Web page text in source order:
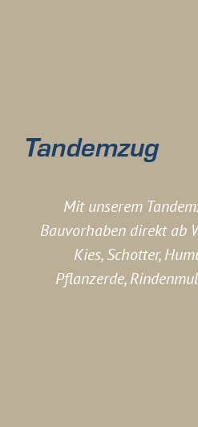
Tandemzug
Mit unserem
Bauvorhaben direkt ab
Kies, Schotter,
Pflanzerde,